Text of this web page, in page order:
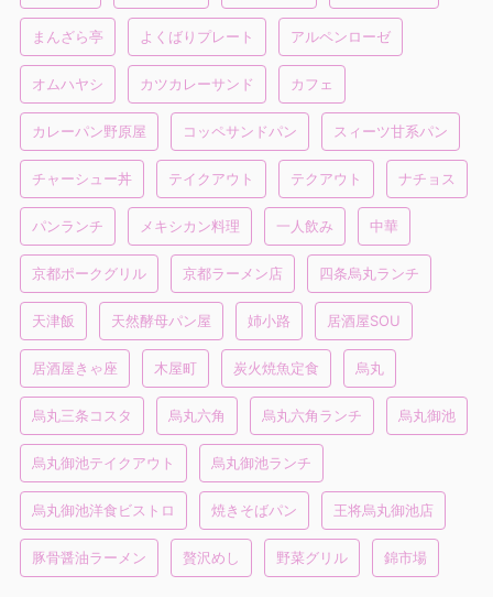
まんざら亭 よくばりプレート アルペンローゼ
オムハヤシ カツカレーサンド カフェ
カレーパン野原屋 コッペサンドパン スィーツ甘系パン
チャーシュー丼 テイクアウト テクアウト ナチョス
パンランチ メキシカン料理 一人飲み 中華
京都ポークグリル 京都ラーメン店 四条烏丸ランチ
天津飯 天然酵母パン屋 姉小路 居酒屋SOU
居酒屋きゃ座 木屋町 炭火焼魚定食 烏丸
烏丸三条コスタ 烏丸六角 烏丸六角ランチ 烏丸御池
烏丸御池テイクアウト 烏丸御池ランチ
烏丸御池洋食ビストロ 焼きそばパン 王将烏丸御池店
豚骨醤油ラーメン 贅沢めし 野菜グリル 錦市場